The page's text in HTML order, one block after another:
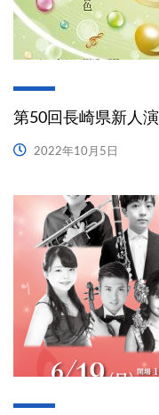
第50回長崎県新人
2022年10月5日